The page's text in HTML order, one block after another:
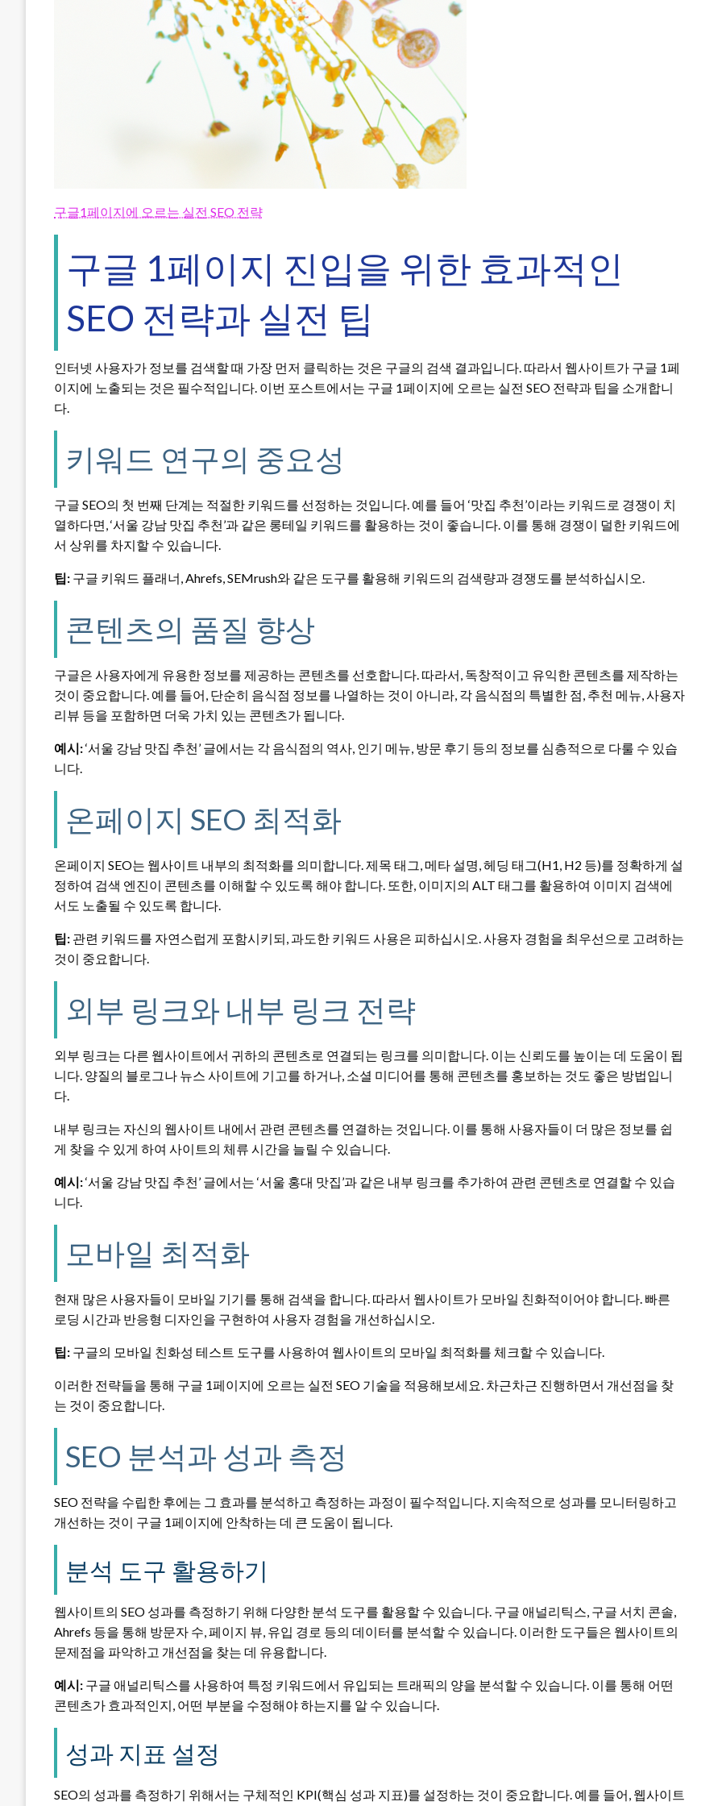
구글1페이지에 오르는 실전 SEO 전략
구글 1페이지 진입을 위한 효과적인
SEO 전략과 실전 팁
인터넷 사용자가 정보를 검색할 때 가장 먼저 클릭하는 것은 구글의 검색 결과입니다. 따라서 웹사이트가 구글 1페
이지에 노출되는 것은 필수적입니다. 이번 포스트에서는 구글 1페이지에 오르는 실전 SEO 전략과 팁을 소개합니
다.
키워드 연구의 중요성
구글 SEO의 첫 번째 단계는 적절한 키워드를 선정하는 것입니다. 예를 들어 ‘맛집 추천’이라는 키워드로 경쟁이 치
열하다면, ‘서울 강남 맛집 추천’과 같은 롱테일 키워드를 활용하는 것이 좋습니다. 이를 통해 경쟁이 덜한 키워드에
서 상위를 차지할 수 있습니다.
팁: 구글 키워드 플래너, Ahrefs, SEMrush와 같은 도구를 활용해 키워드의 검색량과 경쟁도를 분석하십시오.
콘텐츠의 품질 향상
구글은 사용자에게 유용한 정보를 제공하는 콘텐츠를 선호합니다. 따라서, 독창적이고 유익한 콘텐츠를 제작하는
것이 중요합니다. 예를 들어, 단순히 음식점 정보를 나열하는 것이 아니라, 각 음식점의 특별한 점, 추천 메뉴, 사용자
리뷰 등을 포함하면 더욱 가치 있는 콘텐츠가 됩니다.
예시:‘서울 강남 맛집 추천’ 글에서는 각 음식점의 역사, 인기 메뉴, 방문 후기 등의 정보를 심층적으로 다룰 수 있습
니다.
온페이지 SEO 최적화
온페이지 SEO는 웹사이트 내부의 최적화를 의미합니다. 제목 태그, 메타 설명, 헤딩 태그(H1, H2 등)를 정확하게 설
정하여 검색 엔진이 콘텐츠를 이해할 수 있도록 해야 합니다. 또한, 이미지의 ALT 태그를 활용하여 이미지 검색에
서도 노출될 수 있도록 합니다.
팁: 관련 키워드를 자연스럽게 포함시키되, 과도한 키워드 사용은 피하십시오. 사용자 경험을 최우선으로 고려하는
것이 중요합니다.
외부 링크와 내부 링크 전략
외부 링크는 다른 웹사이트에서 귀하의 콘텐츠로 연결되는 링크를 의미합니다. 이는 신뢰도를 높이는 데 도움이 됩
니다. 양질의 블로그나 뉴스 사이트에 기고를 하거나, 소셜 미디어를 통해 콘텐츠를 홍보하는 것도 좋은 방법입니
다.
내부 링크는 자신의 웹사이트 내에서 관련 콘텐츠를 연결하는 것입니다. 이를 통해 사용자들이 더 많은 정보를 쉽
게 찾을 수 있게 하여 사이트의 체류 시간을 늘릴 수 있습니다.
예시:‘서울 강남 맛집 추천’ 글에서는 ‘서울 홍대 맛집’과 같은 내부 링크를 추가하여 관련 콘텐츠로 연결할 수 있습
니다.
모바일 최적화
현재 많은 사용자들이 모바일 기기를 통해 검색을 합니다. 따라서 웹사이트가 모바일 친화적이어야 합니다. 빠른
로딩 시간과 반응형 디자인을 구현하여 사용자 경험을 개선하십시오.
팁: 구글의 모바일 친화성 테스트 도구를 사용하여 웹사이트의 모바일 최적화를 체크할 수 있습니다.
이러한 전략들을 통해 구글 1페이지에 오르는 실전 SEO 기술을 적용해보세요. 차근차근 진행하면서 개선점을 찾
는 것이 중요합니다.
SEO 분석과 성과 측정
SEO 전략을 수립한 후에는 그 효과를 분석하고 측정하는 과정이 필수적입니다. 지속적으로 성과를 모니터링하고
개선하는 것이 구글 1페이지에 안착하는 데 큰 도움이 됩니다.
분석 도구 활용하기
웹사이트의 SEO 성과를 측정하기 위해 다양한 분석 도구를 활용할 수 있습니다. 구글 애널리틱스, 구글 서치 콘솔,
Ahrefs 등을 통해 방문자 수, 페이지 뷰, 유입 경로 등의 데이터를 분석할 수 있습니다. 이러한 도구들은 웹사이트의
문제점을 파악하고 개선점을 찾는 데 유용합니다.
예시: 구글 애널리틱스를 사용하여 특정 키워드에서 유입되는 트래픽의 양을 분석할 수 있습니다. 이를 통해 어떤
콘텐츠가 효과적인지, 어떤 부분을 수정해야 하는지를 알 수 있습니다.
성과 지표 설정
SEO의 성과를 측정하기 위해서는 구체적인 KPI(핵심 성과 지표)를 설정하는 것이 중요합니다. 예를 들어, 웹사이트